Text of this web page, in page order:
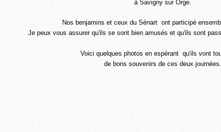
à Savigny sur Orge.
Nos benjamins et ceux du Sénart ont participé
Je peux vous assurer qu'ils se sont bien amusés et qu'ils sont
Voici quelques photos en espérant qu'ils vont
de bons souvenirs de ces deux journées.